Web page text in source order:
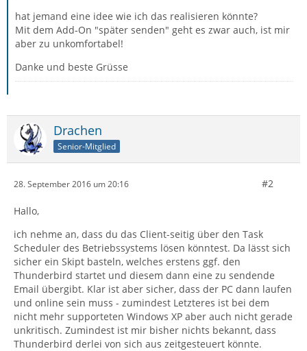
hat jemand eine idee wie ich das realisieren könnte?
Mit dem Add-On "später senden" geht es zwar auch, ist mir
aber zu unkomfortabel!
Danke und beste Grüsse
Drachen
Senior-Mitglied
28. September 2016 um 20:16 #2
Hallo,
ich nehme an, dass du das Client-seitig über den Task
Scheduler des Betriebssystems lösen könntest. Da lässt sich
sicher ein Skipt basteln, welches erstens ggf. den
Thunderbird startet und diesem dann eine zu sendende
Email übergibt. Klar ist aber sicher, dass der PC dann laufen
und online sein muss - zumindest Letzteres ist bei dem
nicht mehr supporteten Windows XP aber auch nicht gerade
unkritisch. Zumindest ist mir bisher nichts bekannt, dass
Thunderbird derlei von sich aus zeitgesteuert könnte.